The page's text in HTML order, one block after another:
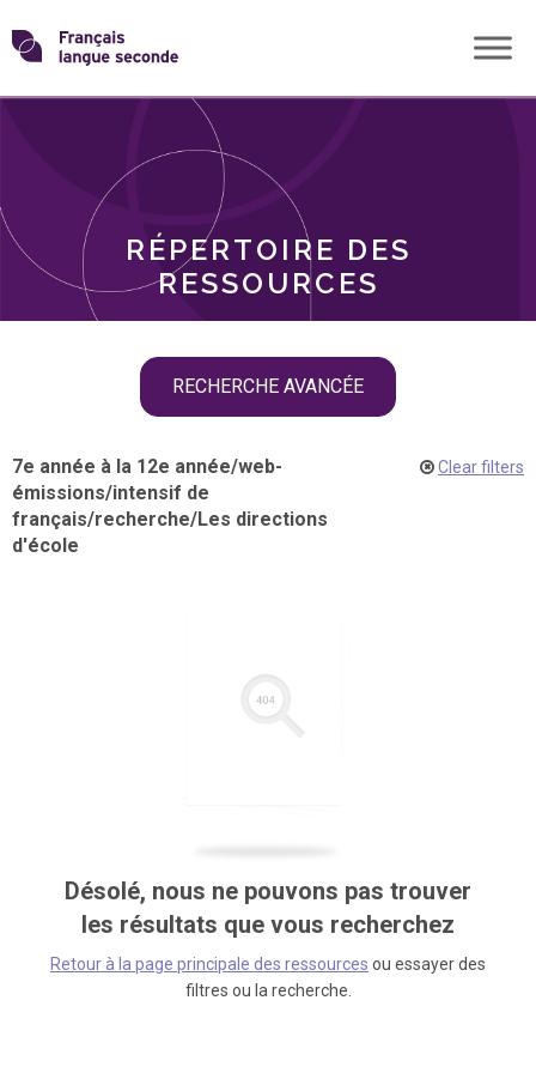
Skip
toTransformons
langue
RÉPERTOIRE DES
RESSOURCES
RECHERCHE AVANCÉE
THÈMES
7e année à la 12e année/web-
émissions/intensif de
français/recherche/Les directions
d'école
Clear filters
Désolé, nous ne pouvons pas trouver
les résultats que vous recherchez
Retour à la page principale des ressources ou essayer des
filtres ou la recherche.